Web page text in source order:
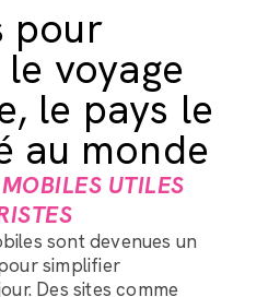
pour
voyage
le pays le
au monde
UTILES
sont devenues un
simplifier
Des sites comme